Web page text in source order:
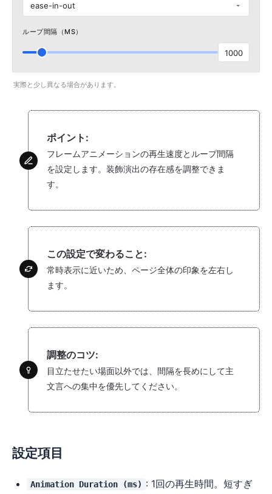
ease-in-out
ループ間隔（MS）
1000
実際と少し異なる場合があります。
ポイント:
フレームアニメーションの再生速度とループ間隔
を設定します。装飾演出の存在感を調整できま
す。
この設定で変わること:
常時表示に近いため、ページ全体の印象を左右し
ます。
調整のコツ:
目立たせたい場面以外では、間隔を長めにして主
文言への集中を優先してください。
設定項目
Animation Duration (ms) : 1回の再生時間。短すぎ